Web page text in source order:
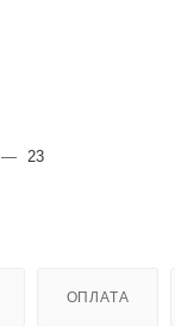
— 23
ОПЛАТА